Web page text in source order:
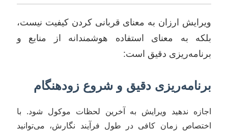
ویرایش ارزان به معنای قربانی کردن کیفیت نیست،
بلکه به معنای استفاده هوشمندانه از منابع و
برنامه‌ریزی دقیق است:
برنامه‌ریزی دقیق و شروع زودهنگام
اجازه ندهید ویرایش به آخرین لحظات موکول شود. با
اختصاص زمان کافی در طول فرآیند نگارش، می‌توانید